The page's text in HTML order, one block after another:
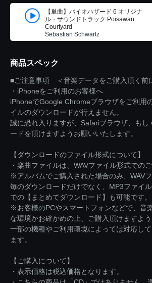
【単曲】バイオハザード 6 オリジナ
ル・サウンドトラック Poisawan
Courtyard
Sebastian Schwartz
商品スペック
■ご注意事項 ＜音楽データをご購入頂く前
・iPhoneをご利用のお客様へ
iPhoneでGoogle Chromeブラウザをご利用
イルのダウンロードが行えません。
誠に恐れ入りますが、Safariブラウザ、もし
ードを頂けますようお願いいたします。
【ダウンロードのファイル形式について】
・楽曲ファイルは、WAVファイル形式での
※アルバムでご購入された場合のみ、WAV
毎のダウンロードだけでなく、MP3ファイ
での【まとめてダウンロード】も可能です。
※お客様のPCやスマートフォンなどで、音
な環境かお確かめの上、ご購入頂けますよう
一部の機種やご利用環境によっては対応し
ます。
【ご購入について】
・表示価格は税込価格となります。